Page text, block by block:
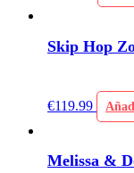
Skip Hop
€119.99
Melissa &